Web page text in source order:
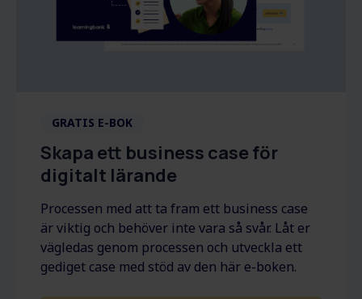
GRATIS E-BOK
Skapa ett business case för
digitalt lärande
Processen med att ta fram ett business case
är viktig och behöver inte vara så svår. Låt er
vägledas genom processen och utveckla ett
gediget case med stöd av den här e-boken.